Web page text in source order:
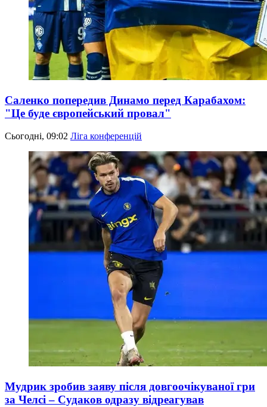
Саленко попередив Динамо перед Карабахом:
"Це буде європейський провал"
Сьогодні, 09:02 Ліга конференцій
Мудрик зробив заяву після довгоочікуваної гри
за Челсі – Судаков одразу відреагував